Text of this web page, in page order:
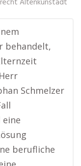
Altenkunstadt
behandelt,
Schmelzer
eine
berufliche